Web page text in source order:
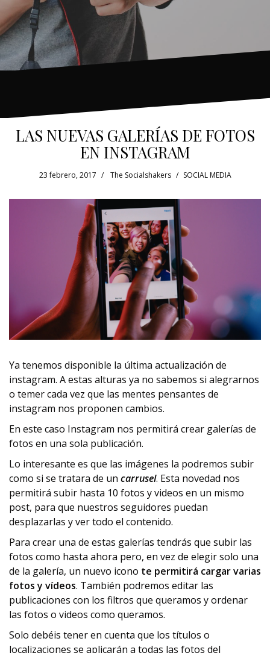
LAS NUEVAS GALERÍAS DE FOTOS
EN INSTAGRAM
23 febrero, 2017 The Socialshakers SOCIAL MEDIA
Ya tenemos disponible la última actualización de
instagram. A estas alturas ya no sabemos si alegrarnos
o temer cada vez que las mentes pensantes de
instagram nos proponen cambios.
En este caso Instagram nos permitirá crear galerías de
fotos en una sola publicación.
Lo interesante es que las imágenes la podremos subir
como si se tratara de un carrusel. Esta novedad nos
permitirá subir hasta 10 fotos y videos en un mismo
post, para que nuestros seguidores puedan
desplazarlas y ver todo el contenido.
Para crear una de estas galerías tendrás que subir las
fotos como hasta ahora pero, en vez de elegir solo una
de la galería, un nuevo icono te permitirá cargar varias
fotos y vídeos. También podremos editar las
publicaciones con los filtros que queramos y ordenar
las fotos o videos como queramos.
Solo debéis tener en cuenta que los títulos o
localizaciones se aplicarán a todas las fotos del